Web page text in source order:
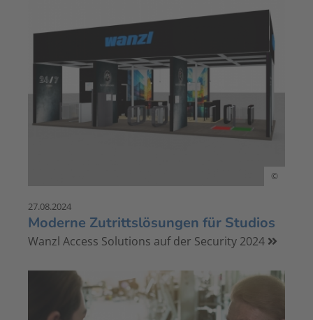
©
27.08.2024
Moderne Zutrittslösungen für Studios
Wanzl Access Solutions auf der Security 2024